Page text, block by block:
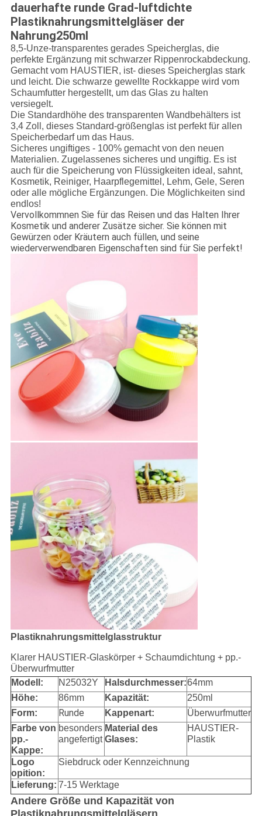
dauerhafte runde Grad-luftdichte
Plastiknahrungsmittelgläser der
Nahrung250ml
8,5-Unze-transparentes gerades Speicherglas, die
perfekte Ergänzung mit schwarzer Rippenrockabdeckung.
Gemacht vom HAUSTIER, ist- dieses Speicherglas stark
und leicht. Die schwarze gewellte Rockkappe wird vom
Schaumfutter hergestellt, um das Glas zu halten
versiegelt.
Die Standardhöhe des transparenten Wandbehälters ist
3,4 Zoll, dieses Standard-größenglas ist perfekt für allen
Speicherbedarf um das Haus.
Sicheres ungiftiges - 100% gemacht von den neuen
Materialien. Zugelassenes sicheres und ungiftig. Es ist
auch für die Speicherung von Flüssigkeiten ideal, sahnt,
Kosmetik, Reiniger, Haarpflegemittel, Lehm, Gele, Seren
oder alle mögliche Ergänzungen. Die Möglichkeiten sind
endlos!
Vervollkommnen Sie für das Reisen und das Halten Ihrer
Kosmetik und anderer Zusätze sicher. Sie können mit
Gewürzen oder Kräutern auch füllen, und seine
wiederverwendbaren Eigenschaften sind für Sie perfekt!
Plastiknahrungsmittelglasstruktur
Klarer HAUSTIER-Glaskörper + Schaumdichtung + pp.-
Überwurfmutter
Modell:
N25032Y Halsdurchmesser:64mm
Höhe:
86mm Kapazität:
250ml
Form:
Runde Kappenart:
Überwurfmutter
Farbe von
pp.-
Kappe:
besonders
angefertigt
Material des
Glases:
HAUSTIER-
Plastik
Logo
opition:
Siebdruck oder Kennzeichnung
Lieferung: 7-15 Werktage
Andere Größe und Kapazität von